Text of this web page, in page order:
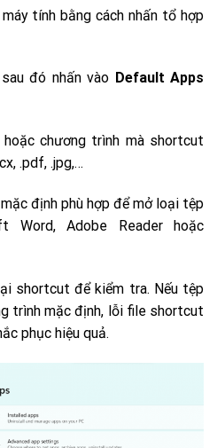
tính bằng cách nhấn tổ hợp
đó nhấn vào Default Apps
chương trình mà shortcut
.pdf, .jpg,…
định phù hợp để mở loại tệp
Word, Adobe Reader hoặc
shortcut để kiểm tra. Nếu tệp
trình mặc định, lỗi file shortcut
phục hiệu quả.